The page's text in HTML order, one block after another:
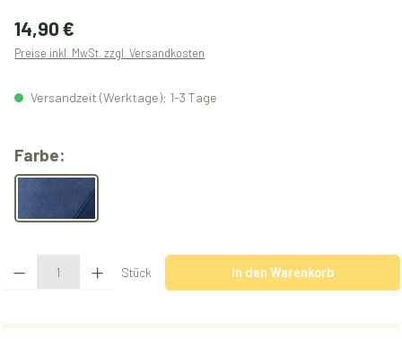
Regulärer Preis:
14,90 €
Preise inkl. MwSt. zzgl. Versandkosten
Versandzeit (Werktage): 1-3 Tage
Farbe:
melangeblue
Produkt Anzahl: Gib den gewünschten Wert ein oder benutze die
Stück In den Warenkorb